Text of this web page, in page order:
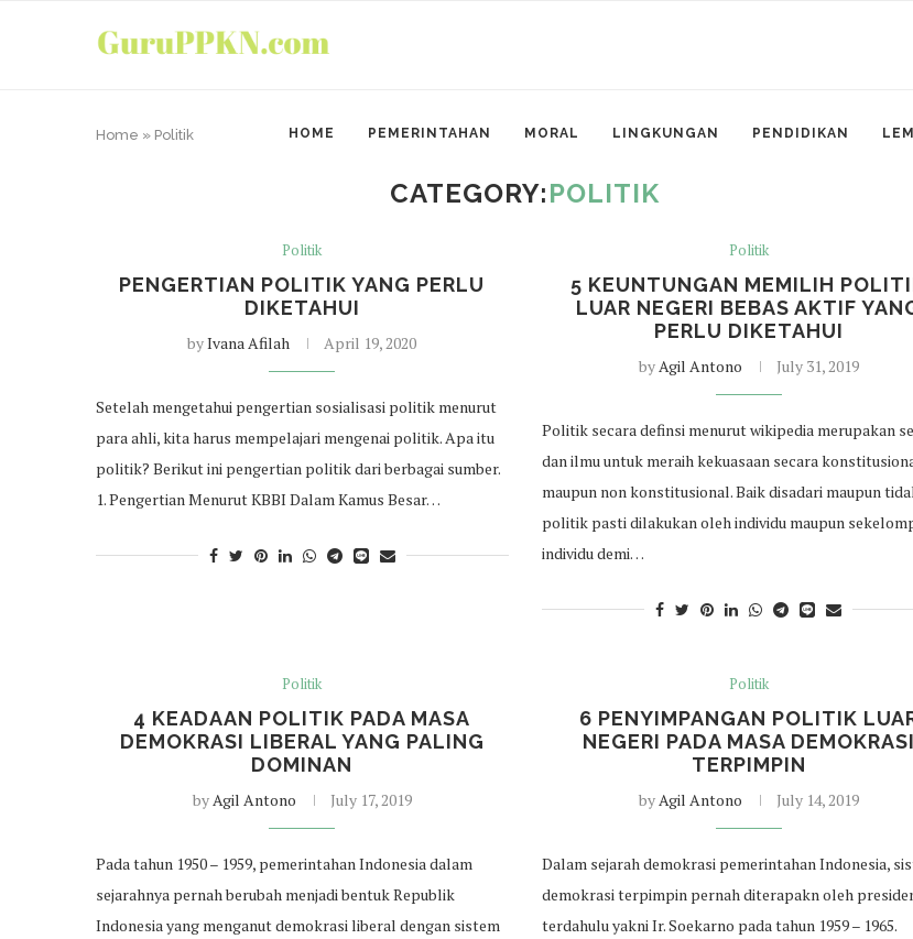
HOME PEMERINTAHAN MORAL LINGKUNGAN PENDIDIKAN
Home » Politik
CATEGORY:POLITIK
Politik
PENGERTIAN POLITIK YANG PERLU
DIKETAHUI
byIvana Afilah April 19, 2020
Setelah mengetahui pengertian sosialisasi politik menurut
para ahli, kita harus mempelajari mengenai politik. Apa itu
politik? Berikut ini pengertian politik dari berbagai sumber.
1. Pengertian Menurut KBBI Dalam Kamus Besar…
Politik
5 KEUNTUNGAN MEMILIH
LUAR NEGERI BEBAS AKTIF
PERLU DIKETAHUI
byAgil Antono July 31, 2019
Politik secara definsi menurut wikipedia merupakan
dan ilmu untuk meraih kekuasaan secara
maupun non konstitusional. Baik disadari maupun
politik pasti dilakukan oleh individu maupun
individu demi…
Politik
4 KEADAAN POLITIK PADA MASA
DEMOKRASI LIBERAL YANG PALING
DOMINAN
byAgil Antono July 17, 2019
Pada tahun 1950 – 1959, pemerintahan Indonesia dalam
sejarahnya pernah berubah menjadi bentuk Republik
Indonesia yang menganut demokrasi liberal dengan sistem
Politik
6 PENYIMPANGAN POLITIK
NEGERI PADA MASA DEMOKRASI
TERPIMPIN
byAgil Antono July 14, 2019
Dalam sejarah demokrasi pemerintahan Indonesia,
demokrasi terpimpin pernah diterapakn oleh
terdahulu yakni Ir. Soekarno pada tahun 1959 – 1965.